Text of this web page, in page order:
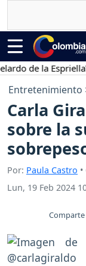
la Espriella
Entretenimiento
Carla
sobre la
Por: Paula Castro
Lun, 19 Feb 2024
Comparte